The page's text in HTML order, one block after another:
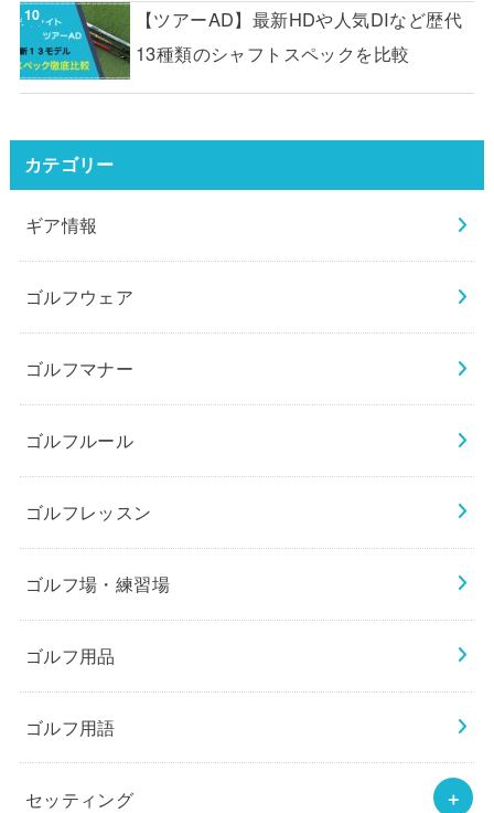
【ツアーAD】最新HDや人気DIなど歴代
13種類のシャフトスペックを比較
カテゴリー
ギア情報
ゴルフウェア
ゴルフマナー
ゴルフルール
ゴルフレッスン
ゴルフ場・練習場
ゴルフ用品
ゴルフ用語
セッティング